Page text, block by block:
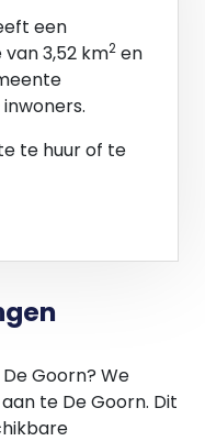
het perceel
wij u zelf contact
de grootst
is Van
informatie die
Aan deze
een
3,52 km2 en
te huur of te
Goorn? We
te De Goorn. Dit